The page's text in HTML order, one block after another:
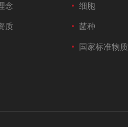
念
质
细胞
菌种
国家标准物质